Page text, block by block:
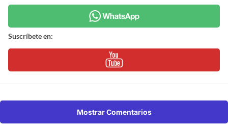
Suscríbete en:
Mostrar Comentarios